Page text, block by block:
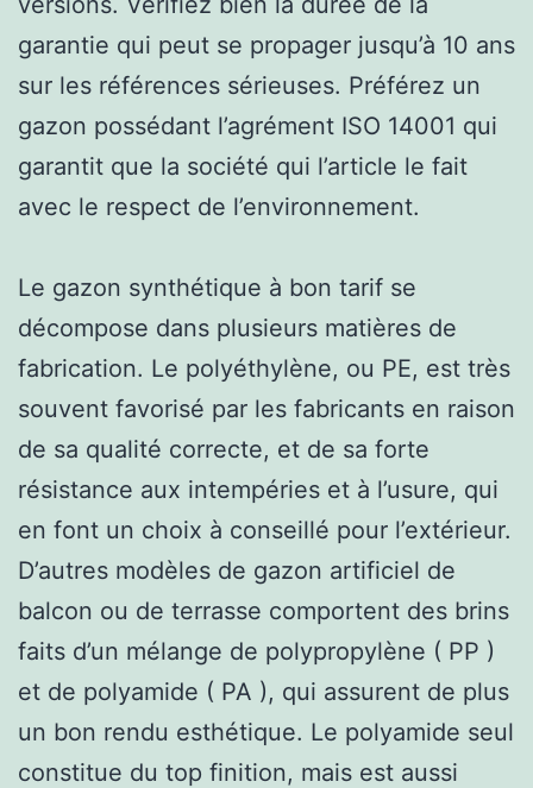
garantie qui peut se propager jusqu’à 10 ans
sur les références sérieuses. Préférez un
gazon possédant l’agrément ISO 14001 qui
garantit que la société qui l’article le fait
avec le respect de l’environnement.
Le gazon synthétique à bon tarif se
décompose dans plusieurs matières de
fabrication. Le polyéthylène, ou PE, est très
souvent favorisé par les fabricants en raison
de sa qualité correcte, et de sa forte
résistance aux intempéries et à l’usure, qui
en font un choix à conseillé pour l’extérieur.
D’autres modèles de gazon artificiel de
balcon ou de terrasse comportent des brins
faits d’un mélange de polypropylène ( PP )
et de polyamide ( PA ), qui assurent de plus
un bon rendu esthétique. Le polyamide seul
constitue du top finition, mais est aussi